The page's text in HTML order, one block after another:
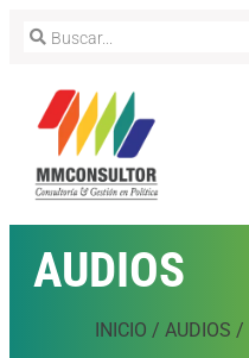
AUDIOS
INICIO / AUDIOS /